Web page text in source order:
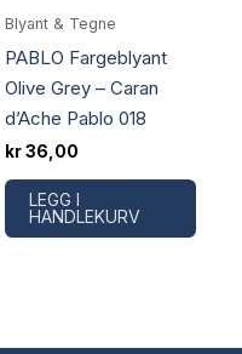
Blyant & Tegne
PABLO Fargeblyant
Olive Grey – Caran
d’Ache Pablo 018
kr36,00
LEGG I
HANDLEKURV